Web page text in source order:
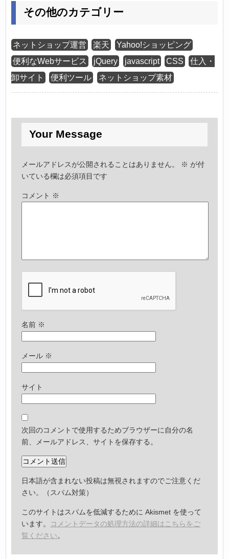
その他のカテゴリー
ネットショップ運営 楽天
Yahoo!ショッピング
便利なWebサービス
jQuery javascript CSS
仕入・
卸サイト
便利ツール ネットショップ素材
Your Message
メールアドレスが公開されることはありません。 ※ が付
いている欄は必須項目です
コメント ※
名前 ※
メール ※
サイト
次回のコメントで使用するためブラウザーに自分の名
前、メールアドレス、サイトを保存する。
日本語が含まれない投稿は無視されますのでご注意くだ
さい。（スパム対策）
このサイトはスパムを低減するために Akismet を使って
います。
コメントデータの処理方法の詳細はこちらをご
覧ください。